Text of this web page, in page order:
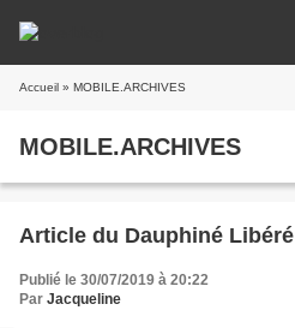
Accueil » MOBILE.ARCHIVES
MOBILE.ARCHIVES
Article du Dauphiné Libéré
Publié le 30/07/2019 à 20:22
Par Jacqueline